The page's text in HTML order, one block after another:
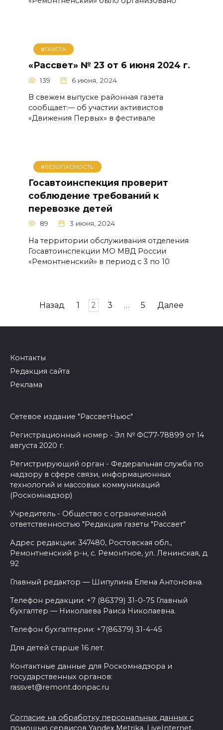
#ГАЗЕТА
«Рассвет» № 23 от 6 июня 2024 г.
139 6 июня, 2024
В свежем выпуске районная газета
сообщает:— об участии активистов
«Движения Первых» в фестивале
#БЕЗОПАСНОСТЬ
Госавтоинспекция проверит
соблюдение требований к
перевозке детей
89 3 июня, 2024
На территории обслуживания отделения
Госавтоинспекции МО МВД России
«Ремонтненский» в период с 3 по 10
Навигация
записям
Назад 1 2 3 … 5 Далее
Контакты
Редакция сайта
Реклама
Сетевое издание "РассветНьюс"
Регистрационный номер - Эл № ФС77-78899 от 14
августа 2020 г.
Регистрирующий орган - Федеральная служба по
надзору в сфере связи, информационных
технологий и массовых коммуникаций
(Роскомнадзор)
Учредитель - Общество с ограниченной
ответственностью "Редакция газеты "Рассвет"
Адрес редакции: 347480, Ростовская обл.,
Ремонтненский р-н, с. Ремонтное, ул. Ленинская, д.
92
Главный редактор — Шипулина Елена Антоновна.
Телефон редакции: +7 (86379) 31-0-75 Главный
бухгалтер — Николаева Раиса Николаевна.
Телефон бухгалтерии: +7(86379) 31-4-45
Для детей старше 16 лет.
Контактные данные для Роскомнадзора и
государственных органов:
rassvet@remont.donpac.ru
Согласие на обработку персональных данных с
помощью сервисов Yandex.Metrika, LiveInternet,